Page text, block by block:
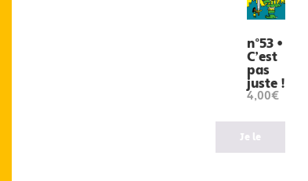
n°53 •
C’est
pas
juste !
4,00€
Je le